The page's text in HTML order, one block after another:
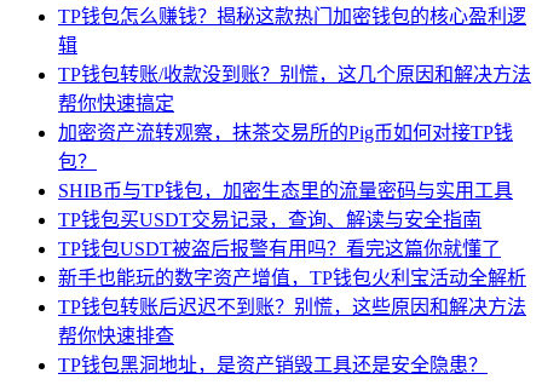
TP钱包怎么赚钱？揭秘这款热门加密钱包的核心盈利逻
辑
TP钱包转账/收款没到账？别慌，这几个原因和解决方法
帮你快速搞定
加密资产流转观察，抹茶交易所的Pig币如何对接TP钱
包？
SHIB币与TP钱包，加密生态里的流量密码与实用工具
TP钱包买USDT交易记录，查询、解读与安全指南
TP钱包USDT被盗后报警有用吗？看完这篇你就懂了
新手也能玩的数字资产增值，TP钱包火利宝活动全解析
TP钱包转账后迟迟不到账？别慌，这些原因和解决方法
帮你快速排查
TP钱包黑洞地址，是资产销毁工具还是安全隐患？